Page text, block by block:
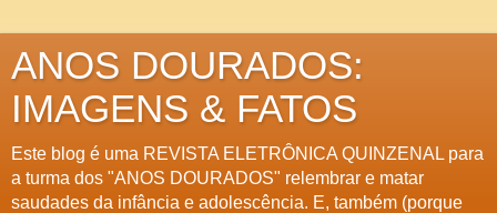
ANOS DOURADOS:
IMAGENS & FATOS
Este blog é uma REVISTA ELETRÔNICA QUINZENAL para
a turma dos "ANOS DOURADOS" relembrar e matar
saudades da infância e adolescência. E, também (porque